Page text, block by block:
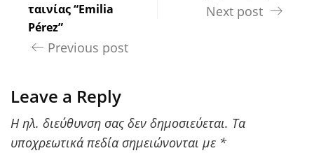
ταινίας “Emilia
Pérez”
Previous post
Next post
Leave a Reply
Η ηλ. διεύθυνση σας δεν δημοσιεύεται. Τα
υποχρεωτικά πεδία σημειώνονται με *